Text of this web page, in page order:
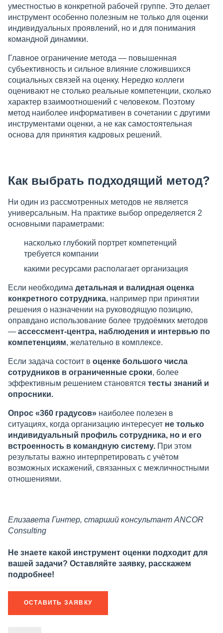
уместностью в конкретной рабочей группе. Это делает
инструмент особенно полезным не только для оценки
индивидуальных проявлений, но и для понимания
командной динамики.
Главное ограничение метода — повышенная
субъективность и сильное влияние сложившихся
социальных связей на оценку. Нередко коллеги
оценивают не столько реальные компетенции, сколько
характер взаимоотношений с человеком. Поэтому
метод наиболее информативен в сочетании с другими
инструментами оценки, а не как самостоятельная
основа для принятия кадровых решений.
Как выбрать подходящий метод?
Ни один из рассмотренных методов не является
универсальным. На практике выбор определяется 2
основными параметрами:
насколько глубокий портрет компетенций
требуется компании
какими ресурсами располагает организация
Если необходима детальная и валидная оценка
конкретного сотрудника, например при принятии
решения о назначении на руководящую позицию,
оправдано использование более трудоёмких методов
— ассессмент-центра, наблюдения и интервью по
компетенциям, желательно в комплексе.
Если задача состоит в оценке большого числа
сотрудников в ограниченные сроки, более
эффективным решением становятся тесты знаний и
опросники.
Опрос «360 градусов» наиболее полезен в
ситуациях, когда организацию интересует не только
индивидуальный профиль сотрудника, но и его
встроенность в командную систему. При этом
результаты важно интерпретировать с учётом
возможных искажений, связанных с межличностными
отношениями.
Елизавета Гинтер, старший консультант ANCOR
Consulting
Не знаете какой инструмент оценки подходит для
вашей задачи? Оставляйте заявку, расскажем
подробнее!
ОСТАВИТЬ ЗАЯВКУ